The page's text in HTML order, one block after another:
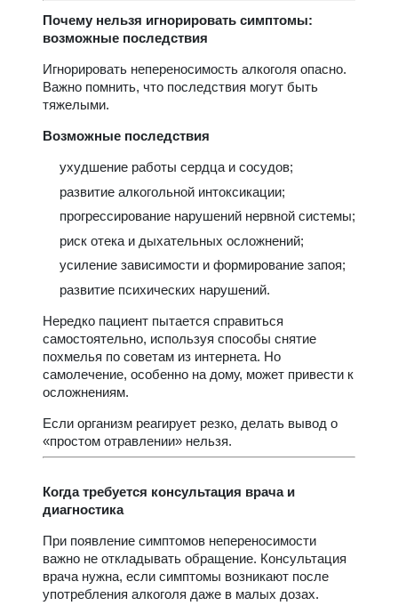
Почему нельзя игнорировать симптомы:
возможные последствия
Игнорировать непереносимость алкоголя опасно.
Важно помнить, что последствия могут быть
тяжелыми.
Возможные последствия
ухудшение работы сердца и сосудов;
развитие алкогольной интоксикации;
прогрессирование нарушений нервной системы;
риск отека и дыхательных осложнений;
усиление зависимости и формирование запоя;
развитие психических нарушений.
Нередко пациент пытается справиться
самостоятельно, используя способы снятие
похмелья по советам из интернета. Но
самолечение, особенно на дому, может привести к
осложнениям.
Если организм реагирует резко, делать вывод о
«простом отравлении» нельзя.
Когда требуется консультация врача и
диагностика
При появление симптомов непереносимости
важно не откладывать обращение. Консультация
врача нужна, если симптомы возникают после
употребления алкоголя даже в малых дозах.